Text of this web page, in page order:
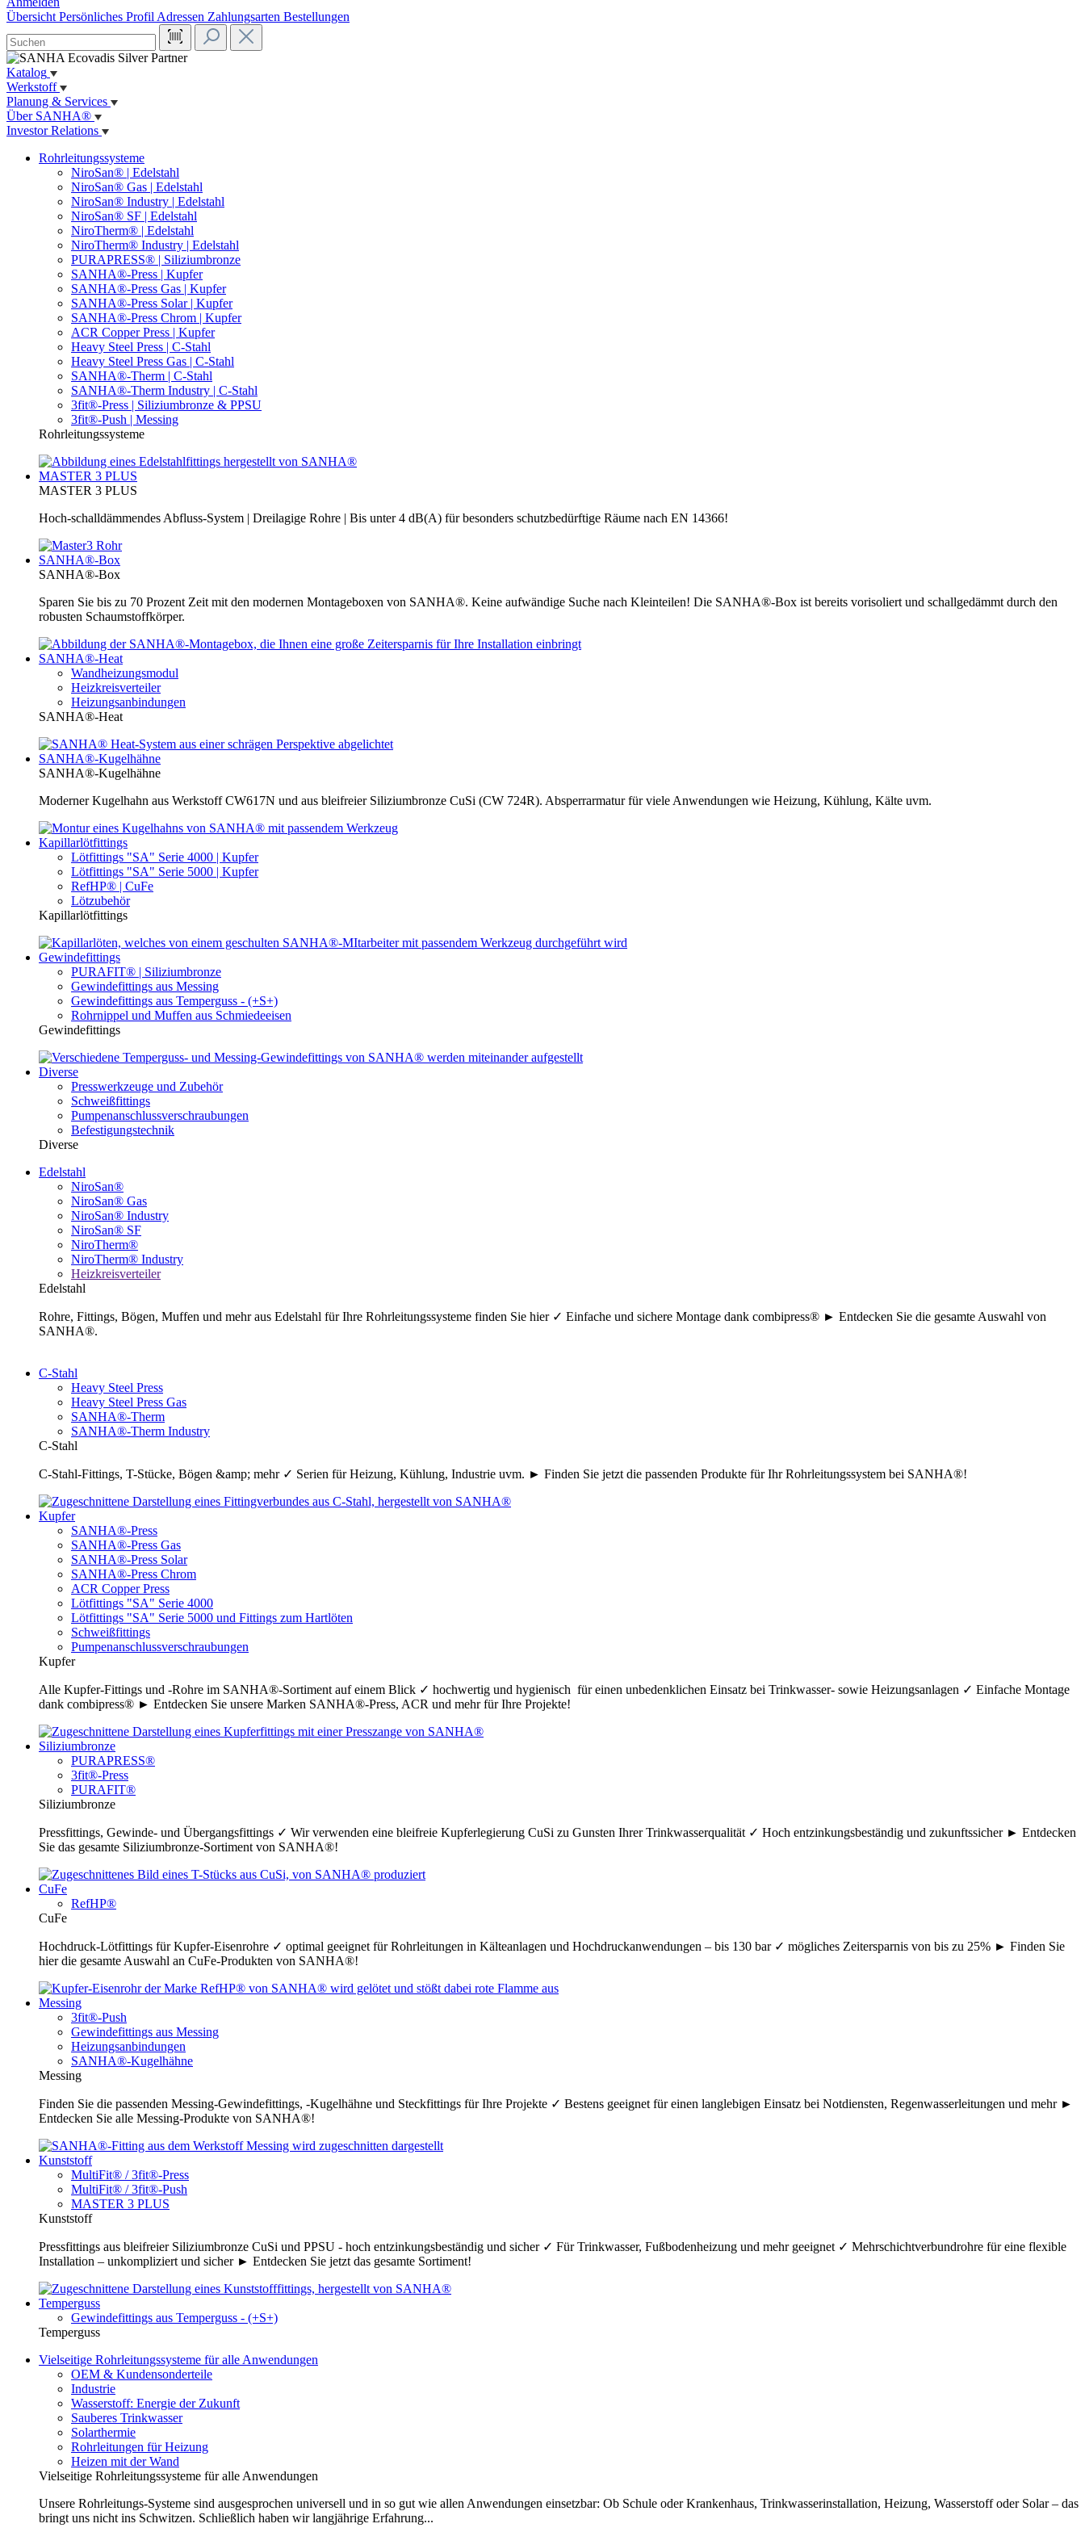
Übersicht Persönliches Profil Adressen Zahlungsarten Bestellungen
Katalog
Werkstoff
Planung & Services
Über SANHA®
Investor Relations
Rohrleitungssysteme
NiroSan® | Edelstahl
NiroSan® Gas | Edelstahl
NiroSan® Industry | Edelstahl
NiroSan® SF | Edelstahl
NiroTherm® | Edelstahl
NiroTherm® Industry | Edelstahl
PURAPRESS® | Siliziumbronze
SANHA®-Press | Kupfer
SANHA®-Press Gas | Kupfer
SANHA®-Press Solar | Kupfer
SANHA®-Press Chrom | Kupfer
ACR Copper Press | Kupfer
Heavy Steel Press | C-Stahl
Heavy Steel Press Gas | C-Stahl
SANHA®-Therm | C-Stahl
SANHA®-Therm Industry | C-Stahl
3fit®-Press | Siliziumbronze & PPSU
3fit®-Push | Messing
Rohrleitungssysteme
MASTER 3 PLUS
MASTER 3 PLUS
Hoch-schalldämmendes Abfluss-System | Dreilagige Rohre | Bis unter 4 dB(A) für besonders schutzbedürftige Räume nach EN 14366!
SANHA®-Box
SANHA®-Box
Sparen Sie bis zu 70 Prozent Zeit mit den modernen Montageboxen von SANHA®. Keine aufwändige Suche nach Kleinteilen! Die SANHA®-Box ist bereits vorisoliert und schallgedämmt durch den
robusten Schaumstoffkörper.
SANHA®-Heat
Wandheizungsmodul
Heizkreisverteiler
Heizungsanbindungen
SANHA®-Heat
SANHA®-Kugelhähne
SANHA®-Kugelhähne
Moderner Kugelhahn aus Werkstoff CW617N und aus bleifreier Siliziumbronze CuSi (CW 724R). Absperrarmatur für viele Anwendungen wie Heizung, Kühlung, Kälte uvm.
Kapillarlötfittings
Lötfittings "SA" Serie 4000 | Kupfer
Lötfittings "SA" Serie 5000 | Kupfer
RefHP® | CuFe
Lötzubehör
Kapillarlötfittings
Gewindefittings
PURAFIT® | Siliziumbronze
Gewindefittings aus Messing
Gewindefittings aus Temperguss - (+S+)
Rohrnippel und Muffen aus Schmiedeeisen
Gewindefittings
Diverse
Presswerkzeuge und Zubehör
Schweißfittings
Pumpenanschlussverschraubungen
Befestigungstechnik
Diverse
Edelstahl
NiroSan®
NiroSan® Gas
NiroSan® Industry
NiroSan® SF
NiroTherm®
NiroTherm® Industry
Heizkreisverteiler
Edelstahl
Rohre, Fittings, Bögen, Muffen und mehr aus Edelstahl für Ihre Rohrleitungssysteme finden Sie hier ✓ Einfache und sichere Montage dank combipress® ► Entdecken Sie die gesamte Auswahl von
SANHA®.
C-Stahl
Heavy Steel Press
Heavy Steel Press Gas
SANHA®-Therm
SANHA®-Therm Industry
C-Stahl
C-Stahl-Fittings, T-Stücke, Bögen &amp; mehr ✓ Serien für Heizung, Kühlung, Industrie uvm. ► Finden Sie jetzt die passenden Produkte für Ihr Rohrleitungssystem bei SANHA®!
Kupfer
SANHA®-Press
SANHA®-Press Gas
SANHA®-Press Solar
SANHA®-Press Chrom
ACR Copper Press
Lötfittings "SA" Serie 4000
Lötfittings "SA" Serie 5000 und Fittings zum Hartlöten
Schweißfittings
Pumpenanschlussverschraubungen
Kupfer
Alle Kupfer-Fittings und -Rohre im SANHA®-Sortiment auf einem Blick ✓ hochwertig und hygienisch für einen unbedenklichen Einsatz bei Trinkwasser- sowie Heizungsanlagen ✓ Einfache Montage
dank combipress® ► Entdecken Sie unsere Marken SANHA®-Press, ACR und mehr für Ihre Projekte!
Siliziumbronze
PURAPRESS®
3fit®-Press
PURAFIT®
Siliziumbronze
Pressfittings, Gewinde- und Übergangsfittings ✓ Wir verwenden eine bleifreie Kupferlegierung CuSi zu Gunsten Ihrer Trinkwasserqualität ✓ Hoch entzinkungsbeständig und zukunftssicher ► Entdecken
Sie das gesamte Siliziumbronze-Sortiment von SANHA®!
CuFe
RefHP®
CuFe
Hochdruck-Lötfittings für Kupfer-Eisenrohre ✓ optimal geeignet für Rohrleitungen in Kälteanlagen und Hochdruckanwendungen – bis 130 bar ✓ mögliches Zeitersparnis von bis zu 25% ► Finden Sie
hier die gesamte Auswahl an CuFe-Produkten von SANHA®!
Messing
3fit®-Push
Gewindefittings aus Messing
Heizungsanbindungen
SANHA®-Kugelhähne
Messing
Finden Sie die passenden Messing-Gewindefittings, -Kugelhähne und Steckfittings für Ihre Projekte ✓ Bestens geeignet für einen langlebigen Einsatz bei Notdiensten, Regenwasserleitungen und mehr ►
Entdecken Sie alle Messing-Produkte von SANHA®!
Kunststoff
MultiFit® / 3fit®-Press
MultiFit® / 3fit®-Push
MASTER 3 PLUS
Kunststoff
Pressfittings aus bleifreier Siliziumbronze CuSi und PPSU - hoch entzinkungsbeständig und sicher ✓ Für Trinkwasser, Fußbodenheizung und mehr geeignet ✓ Mehrschichtverbundrohre für eine flexible
Installation – unkompliziert und sicher ► Entdecken Sie jetzt das gesamte Sortiment!
Temperguss
Gewindefittings aus Temperguss - (+S+)
Temperguss
Vielseitige Rohrleitungssysteme für alle Anwendungen
OEM & Kundensonderteile
Industrie
Wasserstoff: Energie der Zukunft
Sauberes Trinkwasser
Solarthermie
Rohrleitungen für Heizung
Heizen mit der Wand
Vielseitige Rohrleitungssysteme für alle Anwendungen
Unsere Rohrleitungs-Systeme sind ausgesprochen universell und in so gut wie allen Anwendungen einsetzbar: Ob Schule oder Krankenhaus, Trinkwasserinstallation, Heizung, Wasserstoff oder Solar – das
bringt uns nicht ins Schwitzen. Schließlich haben wir langjährige Erfahrung...